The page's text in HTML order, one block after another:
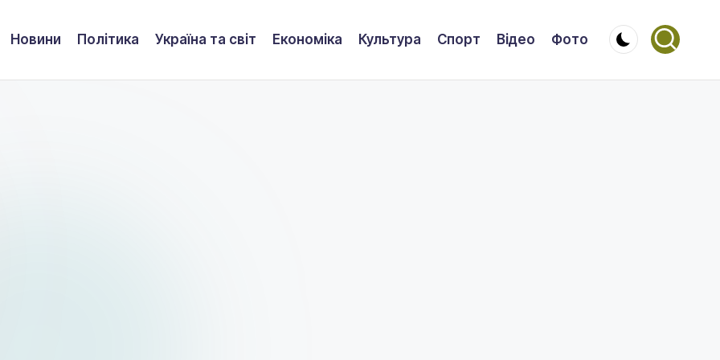
Новини Політика Україна та світ Економіка Культура Спорт Відео Фото